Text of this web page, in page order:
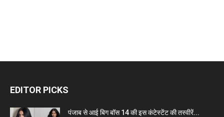
EDITOR PICKS
पंजाब से आई बिग बॉस 14 की इस कंटेस्टेंट की तस्वीरें...